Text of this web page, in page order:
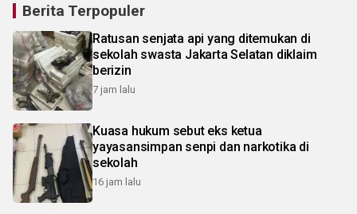
Berita Terpopuler
Ratusan senjata api yang ditemukan di
sekolah swasta Jakarta Selatan diklaim
berizin
7 jam lalu
Kuasa hukum sebut eks ketua
yayasansimpan senpi dan narkotika di
sekolah
16 jam lalu